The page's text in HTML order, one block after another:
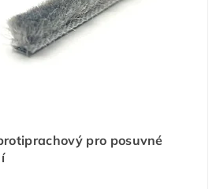
pro posuvné